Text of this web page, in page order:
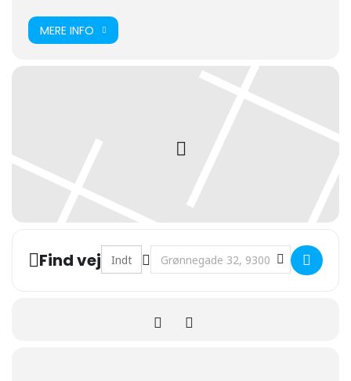
MERE INFO
Find vej Address - Jubilæumsmarch og koncert
Destination Address -